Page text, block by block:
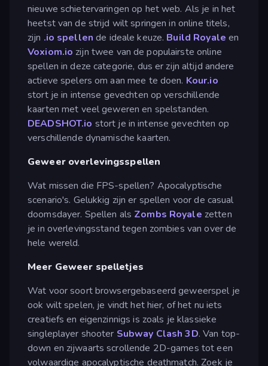
nieuwe schietervaringen op het web. Als je in het
heetst van de strijd wilt springen in online titels,
zijn .io spellen de ideale keuze. Build Royale en
Voxiom.io zijn twee van de populairste online
spellen in deze categorie, dus er zijn altijd andere
actieve spelers om aan mee te doen. Kour.io
stort je in intense gevechten op verschillende
kaarten met veel geweren en spelstanden.
DEADSHOT.io stort je in intense gevechten op
verschillende dynamische kaarten.
Geweer overlevingsspellen
Wat missen die FPS-spellen? Apocalyptische
scenario's. Gelukkig zijn er spellen voor de casual
doomsdayer. Spellen als Zombs Royale zetten
je in overlevingsstand tegen zombies van over de
hele wereld.
Meer Geweer spelletjes
Wat voor soort browsergebaseerd geweerspel je
ook wilt spelen, je vindt het hier, of het nu iets
creatiefs en eigenzinnigs is zoals je klassieke
singleplayer shooter Subway Clash 3D. Van top-
down en zijwaarts scrollende 2D-games tot een
volwaardige apocalyptische deathmatch. Zoek je